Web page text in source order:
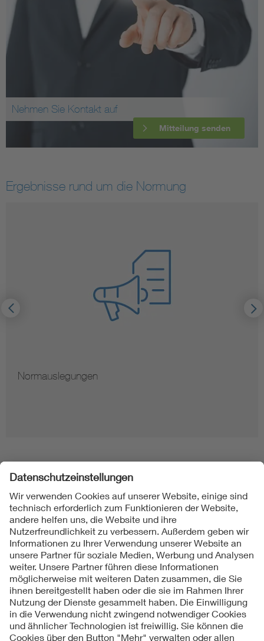
Nehmen Sie Kontakt auf
Mitteilung senden
Ergebnisse rund um die Normung
Normauslegungen
Folgen Sie uns
Kontakt
Impressum